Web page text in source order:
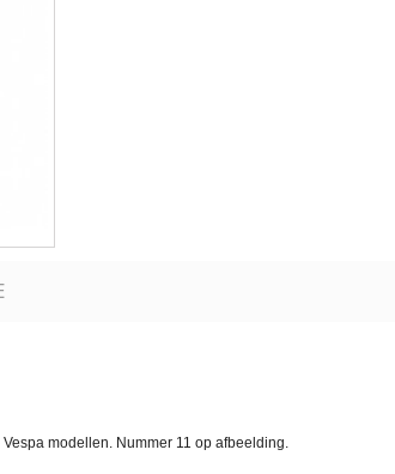
modellen. Nummer 11 op afbeelding.